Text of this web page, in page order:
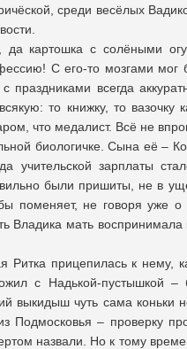
среди весёлых
картошка с солёными
С его-то мозгами мог
всегда
то книжку, то вазочку
что медалист. Всё не
биологичке. Сына её –
учительской зарплаты
были пришиты, не в
поменяет, не говоря уже
Владика мать
прицепилась к нему,
с Надькой-пустышкой
выкидыш чуть сама коньки
Подмосковья – проверку
назвали. Но к тому